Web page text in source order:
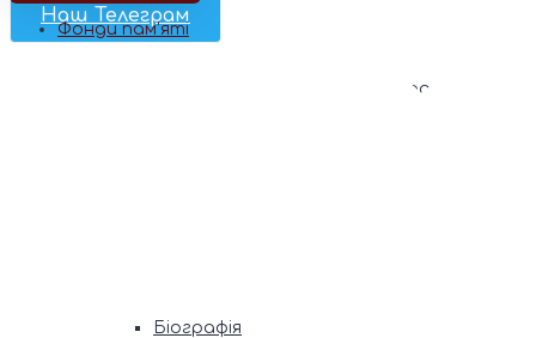
Наш Телеграм
Фонди пам’яті
Митрополита Володимира (Сабодана)
Біографія